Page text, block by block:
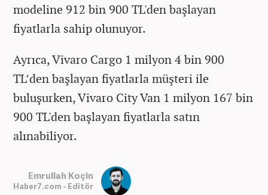
modeline 912 bin 900 TL'den başlayan
fiyatlarla sahip olunuyor.
Ayrıca, Vivaro Cargo 1 milyon 4 bin 900
TL’den başlayan fiyatlarla müşteri ile
buluşurken, Vivaro City Van 1 milyon 167 bin
900 TL'den başlayan fiyatlarla satın
alınabiliyor.
Emrullah Koçin
Haber7.com - Editör